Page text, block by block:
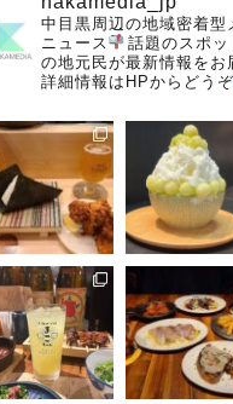
中目黒周辺の地域密着型
ニュース
話題のスポッ
の地元民が最新情報をお
詳細情報はHPからどうぞ